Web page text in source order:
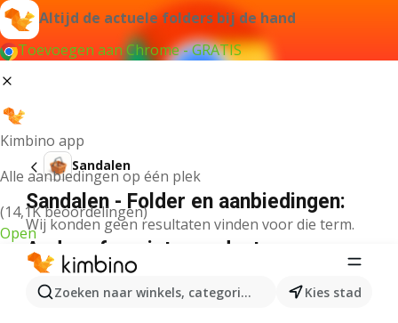
Altijd de actuele folders bij de hand
Toevoegen aan Chrome - GRATIS
Kimbino app
Alle aanbiedingen op één plek
(14,1K beoordelingen)
Open
Zoeken naar winkels, categorieën, producten...
Kies stad
Sandalen
Sandalen - Folder en aanbiedingen:
Wij konden geen resultaten vinden voor die term.
Andere favoriete producten